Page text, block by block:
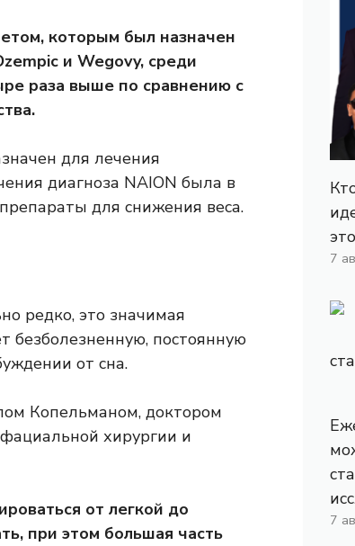
которым был назначен
и Wegovy, среди
раза выше по сравнению с
для лечения
диагноза NAION была в
для снижения веса.
редко, это значимая
постоянную
от сна.
Копельманом, доктором
хирургии и
от легкой до
при этом большая часть
7
7